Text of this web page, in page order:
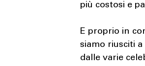
più costosi e
E proprio in
siamo riusciti
dalle varie